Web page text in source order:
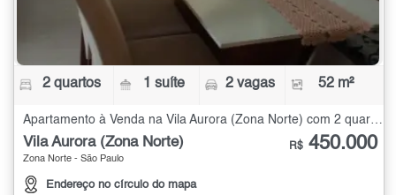
2 quartos 1 suíte 2 vagas 52 m²
Vila Aurora (Zona Norte)
Zona Norte - São Paulo
Endereço no círculo do mapa
R$ 450.000